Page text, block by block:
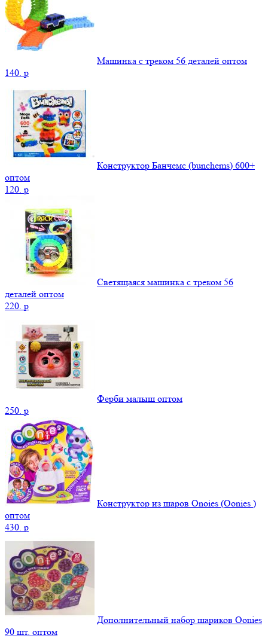
Машинка с треком 56 деталей оптом
140. p
Конструктор Банчемс (bunchems) 600+
оптом
120. p
Светящаяся машинка с треком 56
деталей оптом
220. p
Ферби малыш оптом
250. p
Конструктор из шаров Onoies (Oonies )
оптом
430. p
Дополнительный набор шариков Oonies
90 шт. оптом